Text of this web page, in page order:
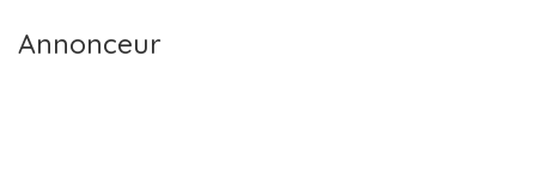
Annonceur